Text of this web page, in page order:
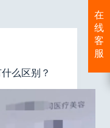
么区别？
在
线
客
服